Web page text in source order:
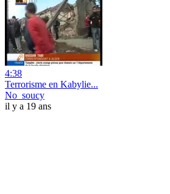
4:38
Terrorisme en Kabylie...
No_soucy
il y a 19 ans